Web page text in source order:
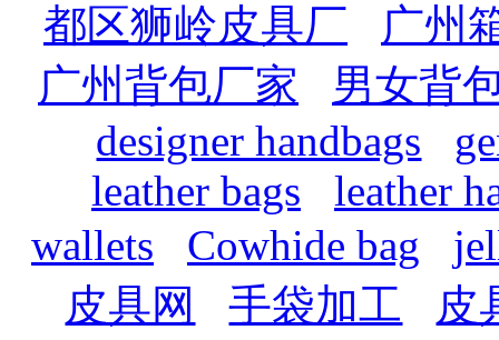
都区狮岭皮具厂
广州
广州背包厂家
男女背
designer handbags
leather bags
leather
wallets
Cowhide bag
皮具网
手袋加工
皮